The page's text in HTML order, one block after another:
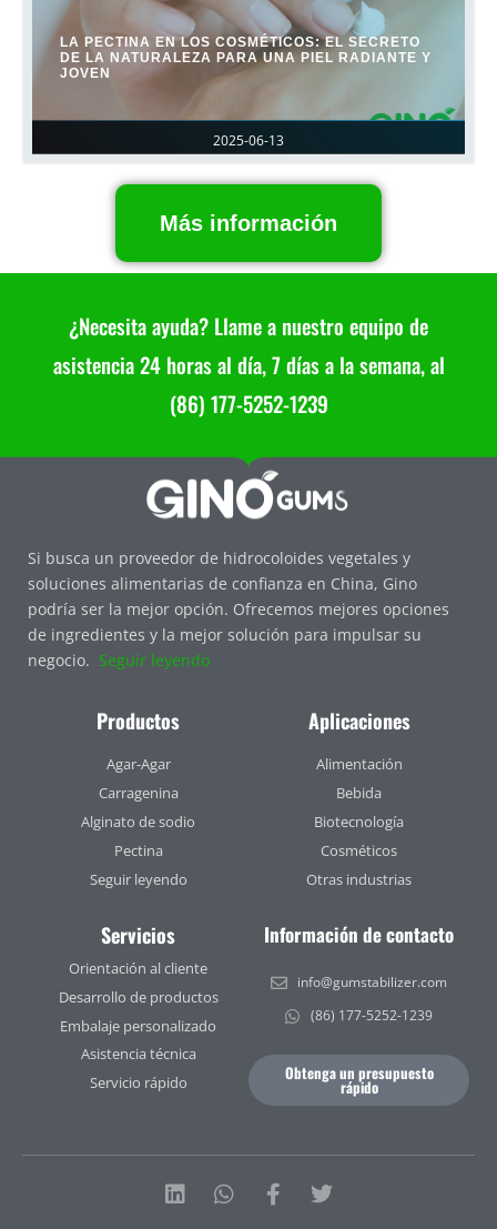
2025-06-13
LA PECTINA EN LOS COSMÉTICOS: EL SECRETO
DE LA NATURALEZA PARA UNA PIEL RADIANTE Y
JOVEN
Más información
¿Necesita ayuda? Llame a nuestro equipo de
asistencia 24 horas al día, 7 días a la semana, al
(86) 177-5252-1239
Si busca un proveedor de hidrocoloides vegetales y
soluciones alimentarias de confianza en China, Gino
podría ser la mejor opción. Ofrecemos mejores opciones
de ingredientes y la mejor solución para impulsar su
negocio. Seguir leyendo
Productos
Agar-Agar
Carragenina
Alginato de sodio
Pectina
Seguir leyendo
Aplicaciones
Alimentación
Bebida
Biotecnología
Cosméticos
Otras industrias
Servicios
Orientación al cliente
Desarrollo de productos
Embalaje personalizado
Asistencia técnica
Servicio rápido
Información de contacto
info@gumstabilizer.com
(86) 177-5252-1239
Obtenga un presupuesto
rápido
LinkedinWhatsapp
Facebook-
Twitter